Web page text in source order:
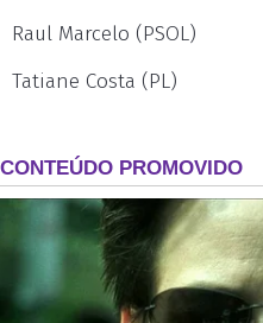
Raul Marcelo (PSOL)
Tatiane Costa (PL)